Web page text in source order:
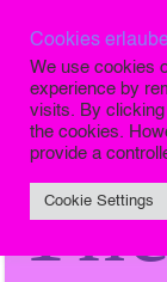
Cookies
We use cookies
experience by
visits. By clicking
the cookies.
provide a
Cookie Settings